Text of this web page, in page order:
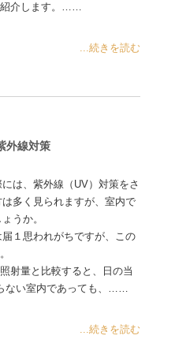
紹介します。……
...続きを読む
外線対策
は、紫外線（UV）対策をさ
多く見られますが、室内で
うか。
１思われがちですが、この
射量と比較すると、日の当
ない室内であっても、……
...続きを読む